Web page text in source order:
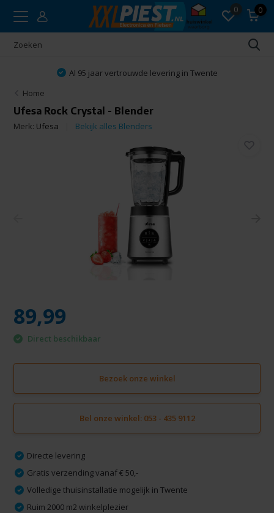
0 0
Al 95 jaar vertrouwde levering in Twente
Home
Ufesa Rock Crystal - Blender
Merk: Ufesa Bekijk alles Blenders
89,99
Direct beschikbaar
Bezoek onze winkel
Bel onze winkel: 053 - 435 9112
Directe levering
Gratis verzending vanaf € 50,-
Volledige thuisinstallatie mogelijk in Twente
Ruim 2000 m2 winkelplezier